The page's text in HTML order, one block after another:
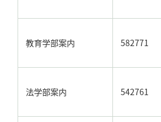
教育学部案内 582771
法学部案内 542761